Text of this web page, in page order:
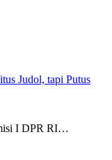
Judol, tapi Putus
I DPR RI…